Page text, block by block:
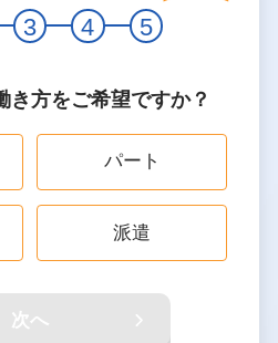
3 4 5
き方をご希望ですか？
パート
派遣
次へ